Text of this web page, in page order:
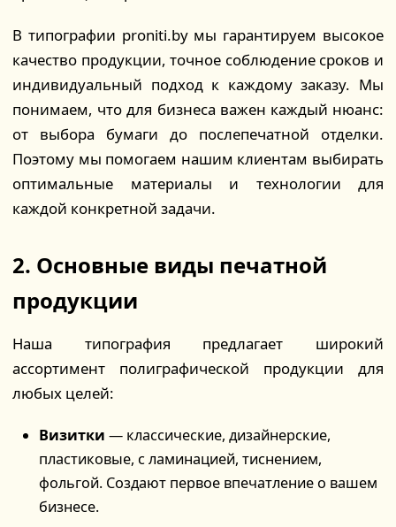
В типографии proniti.by мы гарантируем высокое
качество продукции, точное соблюдение сроков и
индивидуальный подход к каждому заказу. Мы
понимаем, что для бизнеса важен каждый нюанс:
от выбора бумаги до послепечатной отделки.
Поэтому мы помогаем нашим клиентам выбирать
оптимальные материалы и технологии для
каждой конкретной задачи.
2. Основные виды печатной
продукции
Наша типография предлагает широкий
ассортимент полиграфической продукции для
любых целей:
Визитки — классические, дизайнерские,
пластиковые, с ламинацией, тиснением,
фольгой. Создают первое впечатление о вашем
бизнесе.